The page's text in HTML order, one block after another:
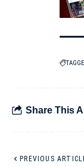
Share This
PREVIOUS